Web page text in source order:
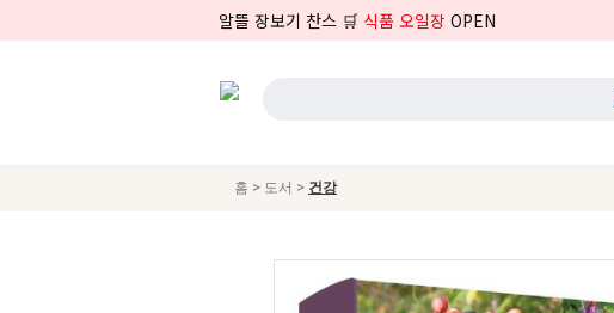
알뜰 장보기 찬스 🛒 식품 오일장 OPEN
홈 > 도서 > 건강